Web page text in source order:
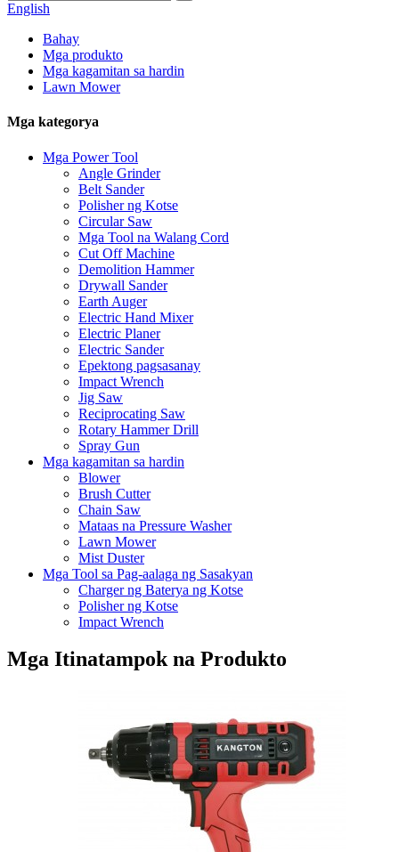
English
Bahay
Mga produkto
Mga kagamitan sa hardin
Lawn Mower
Mga kategorya
Mga Power Tool
Angle Grinder
Belt Sander
Polisher ng Kotse
Circular Saw
Mga Tool na Walang Cord
Cut Off Machine
Demolition Hammer
Drywall Sander
Earth Auger
Electric Hand Mixer
Electric Planer
Electric Sander
Epektong pagsasanay
Impact Wrench
Jig Saw
Reciprocating Saw
Rotary Hammer Drill
Spray Gun
Mga kagamitan sa hardin
Blower
Brush Cutter
Chain Saw
Mataas na Pressure Washer
Lawn Mower
Mist Duster
Mga Tool sa Pag-aalaga ng Sasakyan
Charger ng Baterya ng Kotse
Polisher ng Kotse
Impact Wrench
Mga Itinatampok na Produkto